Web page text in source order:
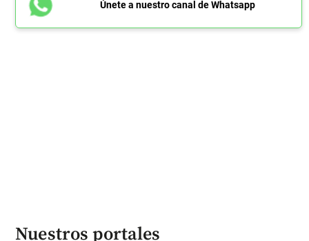
Únete a nuestro canal de Whatsapp
Nuestros portales